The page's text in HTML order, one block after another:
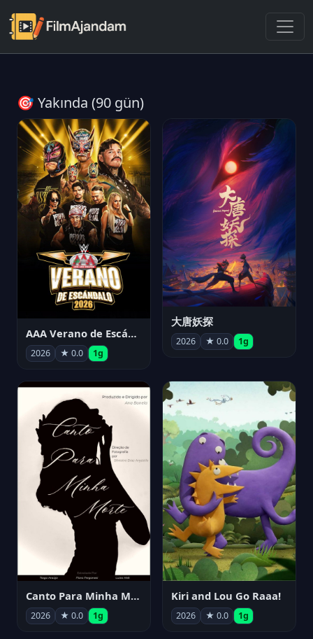
🎯 Yakında (90 gün)
AAA Verano de Escándalo 2026 - Week 3
2026 ★ 0.0 1g
大唐妖探
2026 ★ 0.0 1g
Canto Para Minha Morte
2026 ★ 0.0 1g
Kiri and Lou Go Raaa!
2026 ★ 0.0 1g